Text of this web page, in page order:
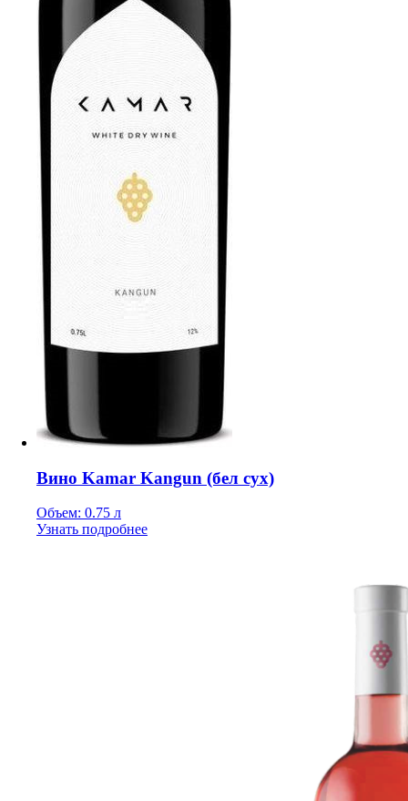
Вино Kamar Kangun (бел сух)
Объем: 0.75 л
Узнать подробнее